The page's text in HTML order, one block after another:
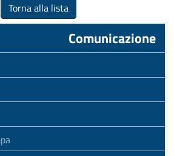
Torna alla lista
Comunicazione